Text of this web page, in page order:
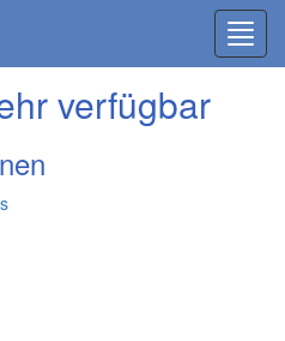
verfügbar